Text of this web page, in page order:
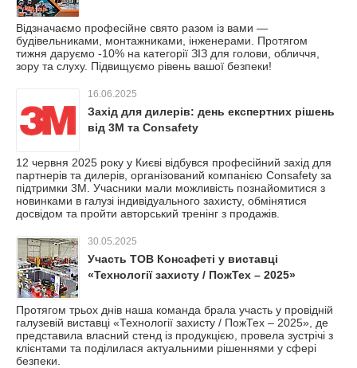
Відзначаємо професійне свято разом із вами —
будівельниками, монтажниками, інженерами. Протягом
тижня даруємо -10% на категорії ЗІЗ для голови, обличчя,
зору та слуху. Підвищуємо рівень вашої безпеки!
16.06.2025
Захід для дилерів: день експертних рішень
від 3M та Consafety
12 червня 2025 року у Києві відбувся професійний захід для
партнерів та дилерів, організований компанією Consafety за
підтримки 3M. Учасники мали можливість познайомитися з
новинками в галузі індивідуального захисту, обмінятися
досвідом та пройти авторський тренінг з продажів.
30.05.2025
Участь ТОВ Консафеті у виставці
«Технології захисту / ПожТех – 2025»
Протягом трьох днів наша команда брала участь у провідній
галузевій виставці «Технології захисту / ПожТех – 2025», де
представила власний стенд із продукцією, провела зустрічі з
клієнтами та поділилася актуальними рішеннями у сфері
безпеки.